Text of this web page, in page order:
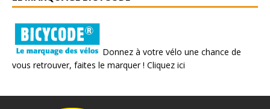
Donnez à votre vélo une chance de
vous retrouver, faites le marquer ! Cliquez ici